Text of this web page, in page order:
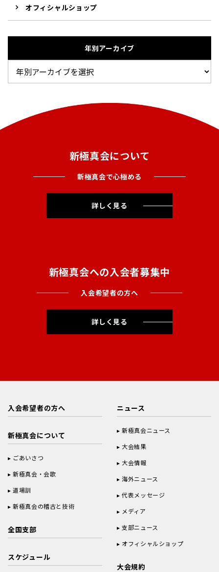
オフィシャルショップ
年別アーカイブ
新極真会について
新極真会で心極める
詳しく見る
新極真会への入会者募集中
入会希望者の方へ
詳しく見る
入会希望者の方へ
新極真会について
ごあいさつ
新極真会・会歌
道場訓
新極真会の稽古と技術
全国支部
スケジュール
ニュース
新極真会ニュース
大会結果
大会情報
海外ニュース
代表メッセージ
メディア
支部ニュース
オフィシャルショップ
大会規約